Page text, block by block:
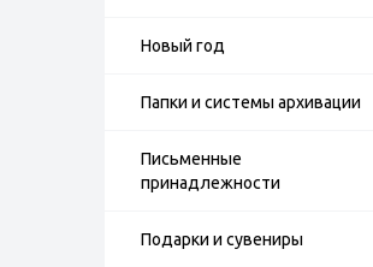
Новый год
Папки и системы архивации
Письменные
принадлежности
Подарки и сувениры